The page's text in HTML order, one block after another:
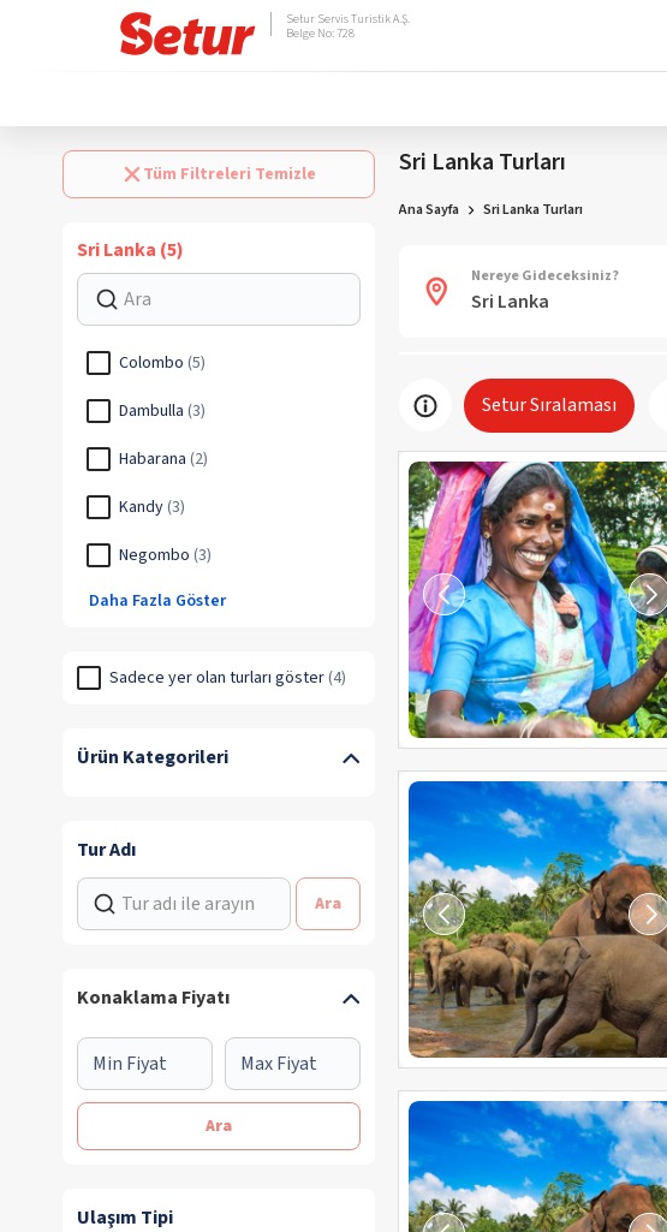
Setur Servis Turistik A.Ş.
Belge No: 728
Tüm Filtreleri Temizle
Sri Lanka (5)
Colombo (5)
Dambulla (3)
Habarana (2)
Kandy(3)
Negombo (3)
Daha Fazla Göster
Sadece yer olan turları göster(4)
Ürün Kategorileri
Tur Adı
Ara
Konaklama Fiyatı
Ara
Ulaşım Tipi
Sri Lanka Turları
Ana Sayfa Sri Lanka Turları
Nereye Gideceksiniz?
Setur Sıralaması